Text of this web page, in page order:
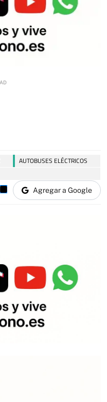
AUTOBUSES ELÉCTRICOS
Agregar a Google